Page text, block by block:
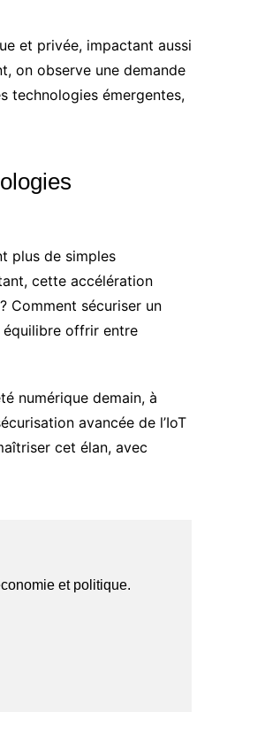
et privée, impactant aussi
on observe une demande
technologies émergentes,
plus de simples
cette accélération
Comment sécuriser un
équilibre offrir entre
numérique demain, à
avancée de l’IoT
cet élan, avec
et politique.